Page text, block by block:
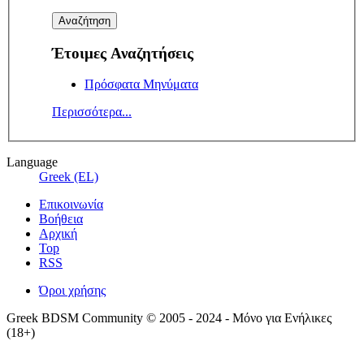
Έτοιμες Αναζητήσεις
Πρόσφατα Μηνύματα
Περισσότερα...
Language
Greek (EL)
Επικοινωνία
Βοήθεια
Αρχική
Top
RSS
Όροι χρήσης
Greek BDSM Community © 2005 - 2024 - Μόνο για Ενήλικες
(18+)